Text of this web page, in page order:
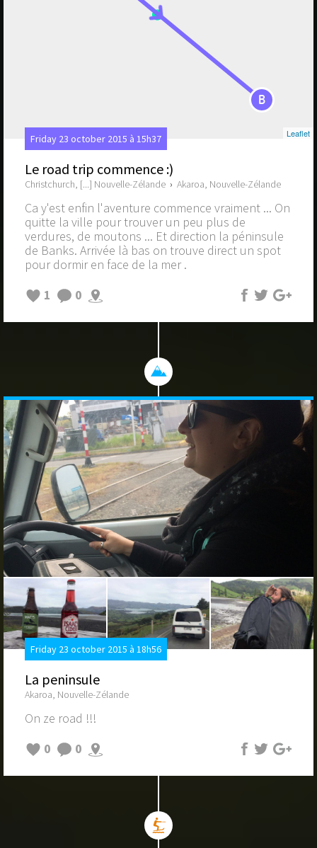
B
Leaflet
Friday 23 october 2015 à 15h37
Le road trip commence :)
Christchurch, [...] Nouvelle-Zélande › Akaroa, Nouvelle-Zélande
Ca y'est enfin l'aventure commence vraiment ... On
quitte la ville pour trouver un peu plus de
verdures, de moutons ... Et direction la péninsule
de Banks. Arrivée là bas on trouve direct un spot
pour dormir en face de la mer .
1
0
Friday 23 october 2015 à 18h56
La peninsule
Akaroa, Nouvelle-Zélande
On ze road !!!
0
0